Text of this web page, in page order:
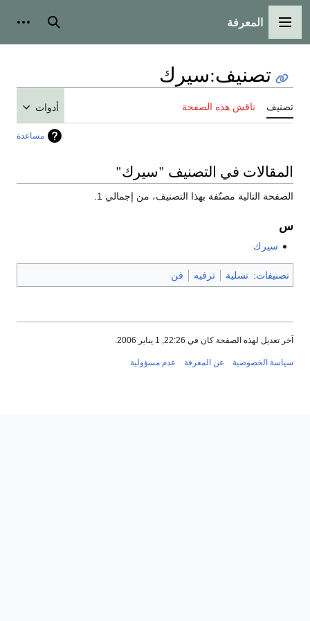
القائمة الرئيسية
المعرفة بحث
تصنيف:سيرك
تصنيف ناقش هذه الصفحة أدوات
مساعدة
المقالات في التصنيف "سيرك"
الصفحة التالية مصنّفة بهذا التصنيف، من إجمالي 1.
س
سيرك
تصنيفات: تسلية ترفيه فن
آخر تعديل لهذه الصفحة كان في 22:26, 1 يناير 2006.
سياسة الخصوصية عن المعرفة عدم مسؤولية